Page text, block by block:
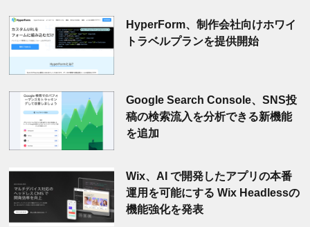
HyperForm、制作会社向けホワイ
トラベルプランを提供開始
Google Search Console、SNS投
稿の検索流入を分析できる新機能
を追加
Wix、AI で開発したアプリの本番
運用を可能にする Wix Headlessの
機能強化を発表